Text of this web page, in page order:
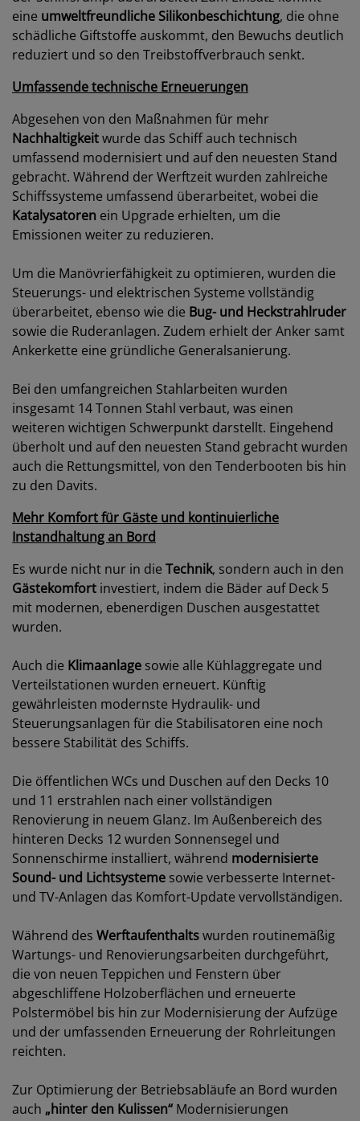
eine umweltfreundliche Silikonbeschichtung, die ohne
schädliche Giftstoffe auskommt, den Bewuchs deutlich
reduziert und so den Treibstoffverbrauch senkt.
Umfassende technische Erneuerungen
Abgesehen von den Maßnahmen für mehr
Nachhaltigkeitwurde das Schiff auch technisch
umfassend modernisiert und auf den neuesten Stand
gebracht. Während der Werftzeit wurden zahlreiche
Schiffssysteme umfassend überarbeitet, wobei die
Katalysatoren ein Upgrade erhielten, um die
Emissionen weiter zu reduzieren.
Um die Manövrierfähigkeit zu optimieren, wurden die
Steuerungs- und elektrischen Systeme vollständig
überarbeitet, ebenso wie die Bug- und Heckstrahlruder
sowie die Ruderanlagen. Zudem erhielt der Anker samt
Ankerkette eine gründliche Generalsanierung.
Bei den umfangreichen Stahlarbeiten wurden
insgesamt 14 Tonnen Stahl verbaut, was einen
weiteren wichtigen Schwerpunkt darstellt. Eingehend
überholt und auf den neuesten Stand gebracht wurden
auch die Rettungsmittel, von den Tenderbooten bis hin
zu den Davits.
Mehr Komfort für Gäste und kontinuierliche
Instandhaltung an Bord
Es wurde nicht nur in die Technik, sondern auch in den
Gästekomfort investiert, indem die Bäder auf Deck 5
mit modernen, ebenerdigen Duschen ausgestattet
wurden.
Auch die Klimaanlage sowie alle Kühlaggregate und
Verteilstationen wurden erneuert. Künftig
gewährleisten modernste Hydraulik- und
Steuerungsanlagen für die Stabilisatoren eine noch
bessere Stabilität des Schiffs.
Die öffentlichen WCs und Duschen auf den Decks 10
und 11 erstrahlen nach einer vollständigen
Renovierung in neuem Glanz. Im Außenbereich des
hinteren Decks 12 wurden Sonnensegel und
Sonnenschirme installiert, während modernisierte
Sound- und Lichtsysteme sowie verbesserte Internet-
und TV-Anlagen das Komfort-Update vervollständigen.
Während des Werftaufenthaltswurden routinemäßig
Wartungs- und Renovierungsarbeiten durchgeführt,
die von neuen Teppichen und Fenstern über
abgeschliffene Holzoberflächen und erneuerte
Polstermöbel bis hin zur Modernisierung der Aufzüge
und der umfassenden Erneuerung der Rohrleitungen
reichten.
Zur Optimierung der Betriebsabläufe an Bord wurden
auch „hinter den Kulissen“ Modernisierungen